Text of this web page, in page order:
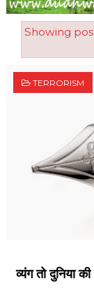
Showing
TERRORISM
व्यंग तो दुनिया